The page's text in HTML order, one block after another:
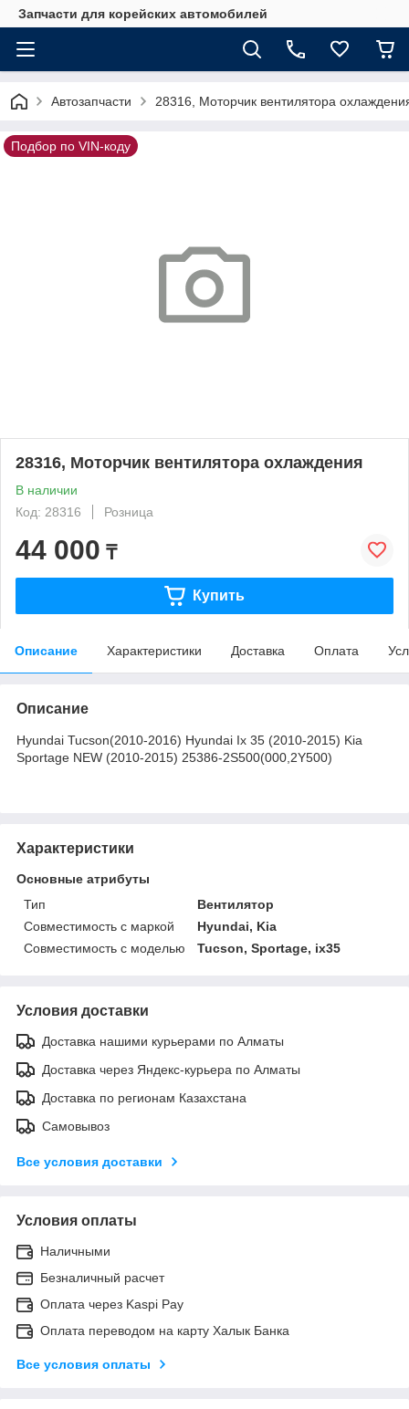
Запчасти для корейских автомобилей
Автозапчасти 28316, Моторчик вентилятора
Подбор по VIN-коду
28316, Моторчик вентилятора охлаждения
В наличии
Код: 28316
Розница
44 000 ₸
Купить
Описание Характеристики Доставка Оплата
Описание
Hyundai Tucson(2010-2016) Hyundai Ix 35 (2010-2015) Kia
Sportage NEW (2010-2015) 25386-2S500(000,2Y500)
Характеристики
Основные атрибуты
Тип
Вентилятор
Совместимость с маркой
Hyundai, Kia
Совместимость с моделью
Tucson, Sportage, ix35
Условия доставки
Доставка нашими курьерами по Алматы
Доставка через Яндекс-курьера по Алматы
Доставка по регионам Казахстана
Самовывоз
Все условия доставки
Условия оплаты
Наличными
Безналичный расчет
Оплата через Kaspi Pay
Оплата переводом на карту Халык Банка
Все условия оплаты